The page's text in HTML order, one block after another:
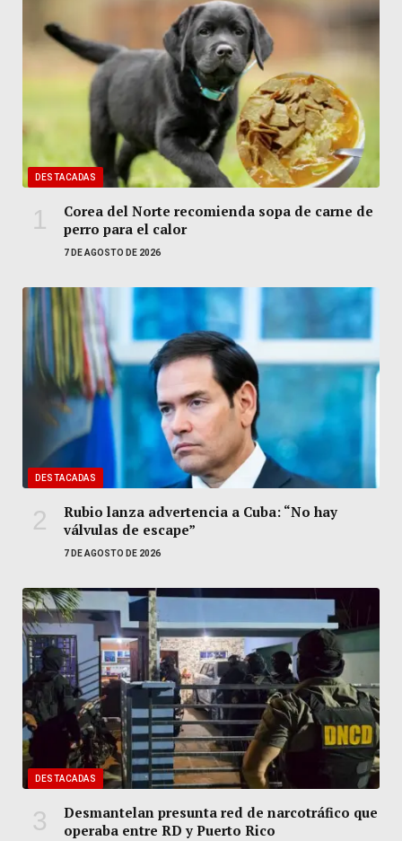
DESTACADAS
Corea del Norte recomienda sopa de carne de
perro para el calor
7 DE AGOSTO DE 2026
DESTACADAS
Rubio lanza advertencia a Cuba: “No hay
válvulas de escape”
7 DE AGOSTO DE 2026
DESTACADAS
Desmantelan presunta red de narcotráfico que
operaba entre RD y Puerto Rico